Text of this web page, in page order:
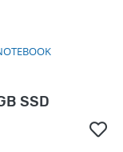
SSD